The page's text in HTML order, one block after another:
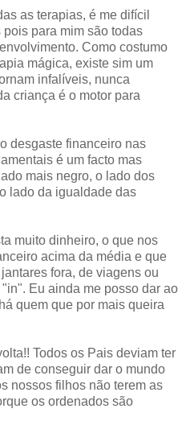
as terapias, é me difícil
para mim são todas
Como costumo
mágica, existe sim um
infalíveis, nunca
criança é o motor para
desgaste financeiro nas
é um facto mas
mais negro, o lado dos
lado da igualdade das
muito dinheiro, o que nos
acima da média e que
fora, de viagens ou
Eu ainda me posso dar ao
quem que por mais queira
Todos os Pais deviam ter
de conseguir dar o mundo
nossos filhos não terem as
os ordenados são